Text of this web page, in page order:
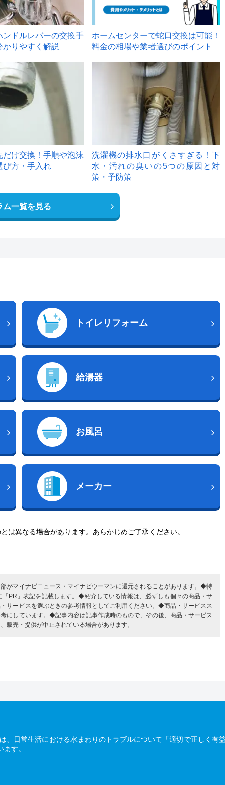
ンドルレバーの交換手
かりやすく解説
ホームセンターで蛇口交換は可能！
料金の相場や業者選びのポイント
だけ交換！手順や泡沫
び方・手入れ
洗濯機の排水口がくさすぎる！下
水・汚れの臭いの5つの原因と対
策・予防策
ム一覧を見る
トイレリフォーム
給湯器
お風呂
メーカー
は異なる場合があります。あらかじめご了承ください。
がマイナビニュース・マイナビウーマンに還元されることがあります。◆特
PR」表記を記載します。◆紹介している情報は、必ずしも個々の商品・サ
サービスを選ぶときの参考情報としてご利用ください。◆商品・サービスス
にしています。◆記事内容は記事作成時のもので、その後、商品・サービス
販売・提供が中止されている場合があります。
、日常生活における水まわりのトラブルについて「適切で正しく有
す。